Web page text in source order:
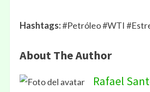
Hashtags:#Petróleo #WTI
About The Author
Rafael